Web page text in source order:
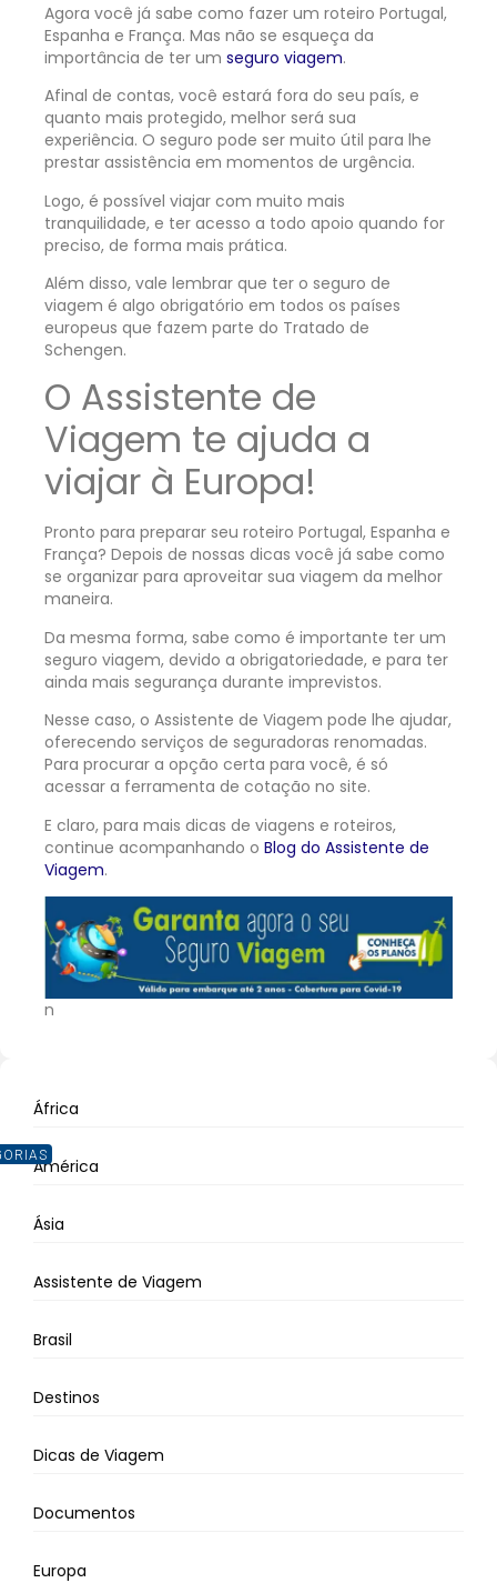
Agora você já sabe como fazer um roteiro Portugal,
Espanha e França. Mas não se esqueça da
importância de ter um seguro viagem.
Afinal de contas, você estará fora do seu país, e
quanto mais protegido, melhor será sua
experiência. O seguro pode ser muito útil para lhe
prestar assistência em momentos de urgência.
Logo, é possível viajar com muito mais
tranquilidade, e ter acesso a todo apoio quando for
preciso, de forma mais prática.
Além disso, vale lembrar que ter o seguro de
viagem é algo obrigatório em todos os países
europeus que fazem parte do Tratado de
Schengen.
O Assistente de
Viagem te ajuda a
viajar à Europa!
Pronto para preparar seu roteiro Portugal, Espanha e
França? Depois de nossas dicas você já sabe como
se organizar para aproveitar sua viagem da melhor
maneira.
Da mesma forma, sabe como é importante ter um
seguro viagem, devido a obrigatoriedade, e para ter
ainda mais segurança durante imprevistos.
Nesse caso, o Assistente de Viagem pode lhe ajudar,
oferecendo serviços de seguradoras renomadas.
Para procurar a opção certa para você, é só
acessar a ferramenta de cotação no site.
E claro, para mais dicas de viagens e roteiros,
continue acompanhando o Blog do Assistente de
Viagem.
n
África
América
Ásia
Assistente de Viagem
Brasil
Destinos
Dicas de Viagem
Documentos
Europa